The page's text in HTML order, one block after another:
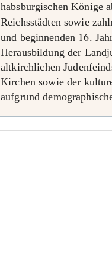
habsburgischen Könige
Reichsstädten sowie
und beginnenden 16.
Herausbildung der
altkirchlichen
Kirchen sowie der
aufgrund